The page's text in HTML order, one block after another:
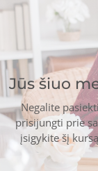
Jūs šiuo
Negalite
prisijungti prie
įsigykite šį